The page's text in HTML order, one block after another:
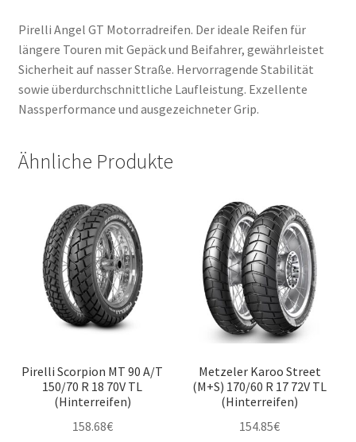
Pirelli Angel GT Motorradreifen. Der ideale Reifen für
längere Touren mit Gepäck und Beifahrer, gewährleistet
Sicherheit auf nasser Straße. Hervorragende Stabilität
sowie überdurchschnittliche Laufleistung. Exzellente
Nassperformance und ausgezeichneter Grip.
Ähnliche Produkte
Pirelli Scorpion MT 90 A/T
150/70 R 18 70V TL
(Hinterreifen)
158.68€
Metzeler Karoo Street
(M+S) 170/60 R 17 72V TL
(Hinterreifen)
154.85€